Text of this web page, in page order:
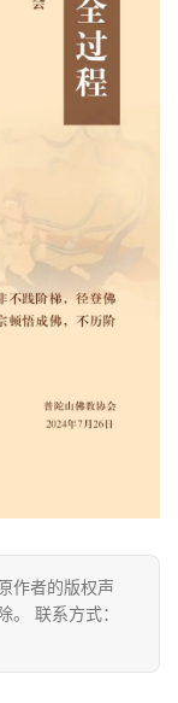
作者的版权声
。 联系方式：